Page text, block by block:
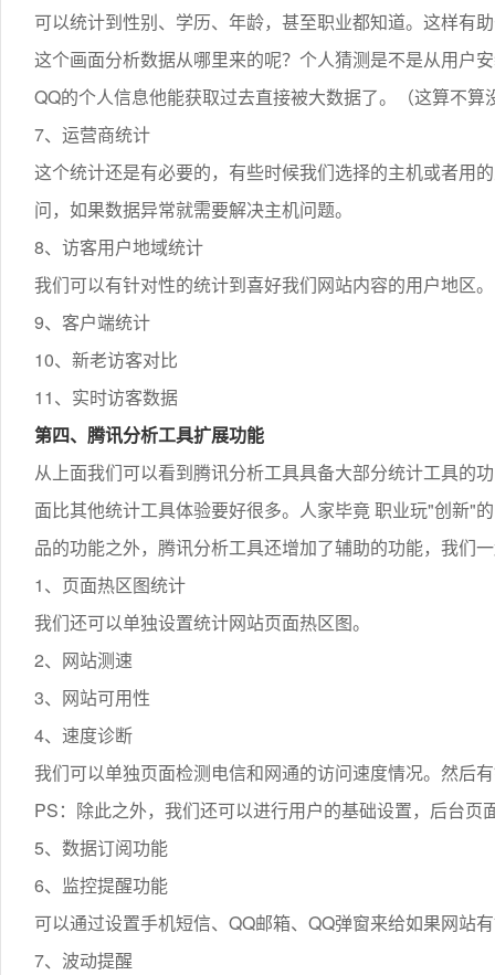
可以统计到性别、学历、年龄，甚至职业都知道。这样有
这个画面分析数据从哪里来的呢？个人猜测是不是从用户
QQ的个人信息他能获取过去直接被大数据了。（这算不
7、运营商统计
这个统计还是有必要的，有些时候我们选择的主机或者用
问，如果数据异常就需要解决主机问题。
8、访客用户地域统计
我们可以有针对性的统计到喜好我们网站内容的用户地区。
9、客户端统计
10、新老访客对比
11、实时访客数据
第四、腾讯分析工具扩展功能
从上面我们可以看到腾讯分析工具具备大部分统计工具的
面比其他统计工具体验要好很多。人家毕竟 职业玩"创新"
品的功能之外，腾讯分析工具还增加了辅助的功能，我们
1、页面热区图统计
我们还可以单独设置统计网站页面热区图。
2、网站测速
3、网站可用性
4、速度诊断
我们可以单独页面检测电信和网通的访问速度情况。然后
PS：除此之外，我们还可以进行用户的基础设置，后台
5、数据订阅功能
6、监控提醒功能
可以通过设置手机短信、QQ邮箱、QQ弹窗来给如果网站
7、波动提醒